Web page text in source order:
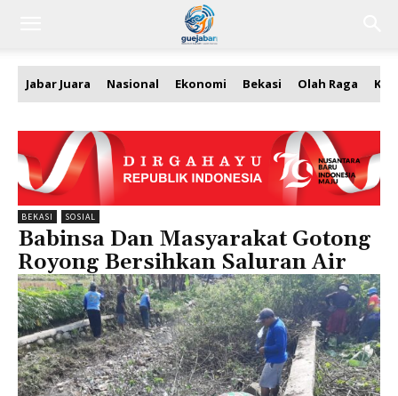
Jabar Juara Nasional Ekonomi Bekasi Olah Raga
BEKASI SOSIAL
Babinsa Dan Masyarakat Gotong
Royong Bersihkan Saluran Air